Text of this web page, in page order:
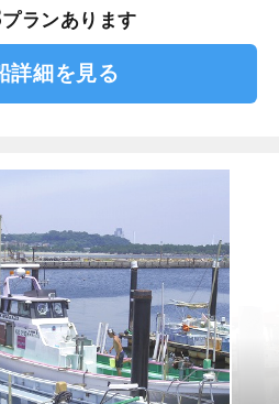
プランあります
詳細を見る